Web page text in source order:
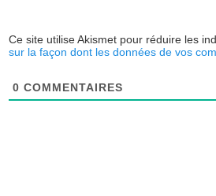
Ce site utilise Akismet pour réduire les
sur la façon dont les données de vos
0 COMMENTAIRES